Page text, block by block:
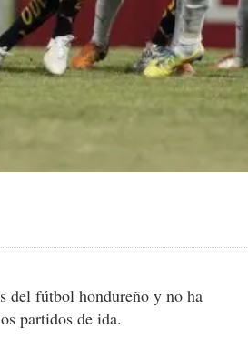
del fútbol hondureño y no ha
partidos de ida.